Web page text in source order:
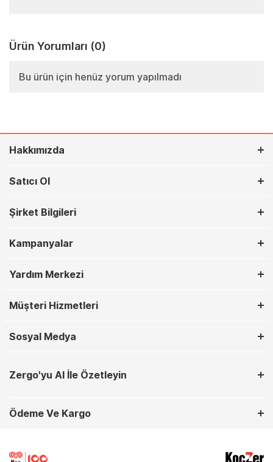
Ürün Yorumları (0)
Bu ürün için henüz yorum yapılmadı
Hakkımızda
Satıcı Ol
Şirket Bilgileri
Kampanyalar
Yardım Merkezi
Müşteri Hizmetleri
Sosyal Medya
Zergo'yu AI İle Özetleyin
Ödeme Ve Kargo